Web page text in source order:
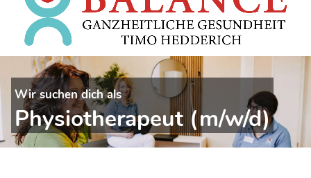
Wir suchen dich als
Physiotherapeut (m/w/d)